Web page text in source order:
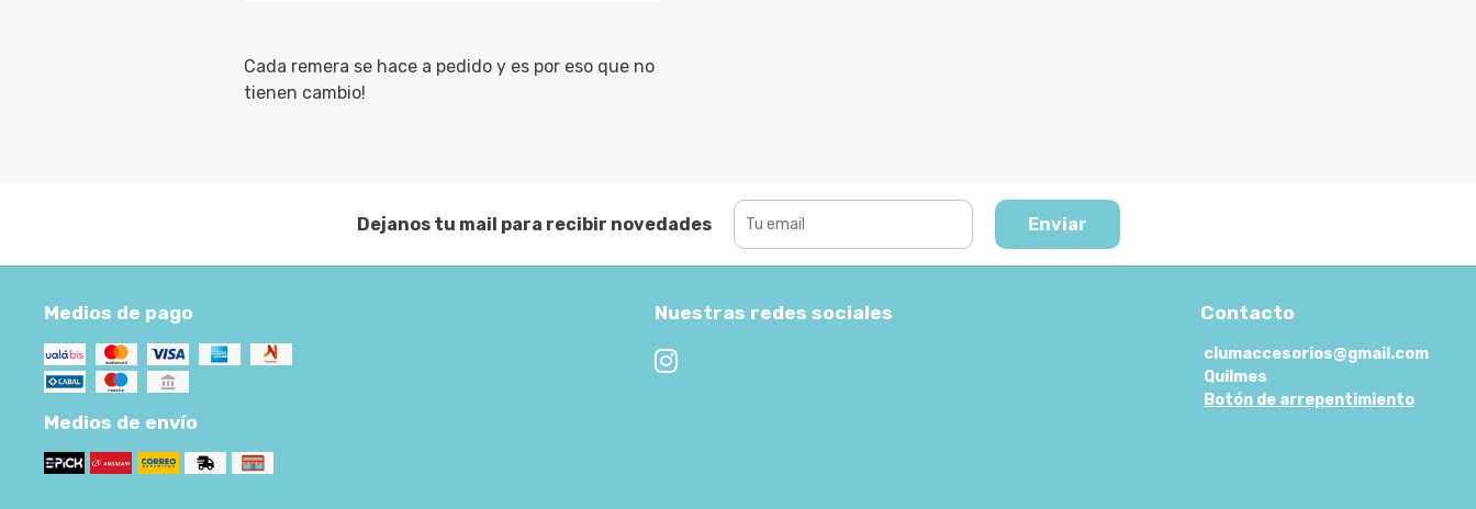
Cada remera se hace a pedido y es por eso que no
tienen cambio!
Dejanos tu mail para recibir novedades Enviar
Medios de pago
Medios de envío
Nuestras redes sociales Contacto
clumaccesorios@gmail.com
Quilmes
Botón de arrepentimiento